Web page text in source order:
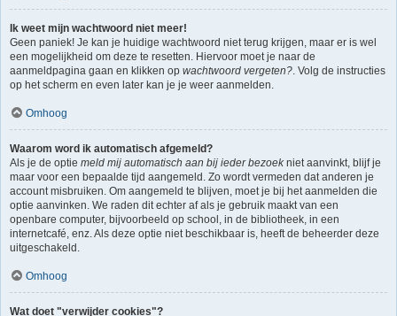
Ik weet mijn wachtwoord niet meer!
Geen paniek! Je kan je huidige wachtwoord niet terug krijgen, maar er is wel
een mogelijkheid om deze te resetten. Hiervoor moet je naar de
aanmeldpagina gaan en klikken op wachtwoord vergeten?. Volg de instructies
op het scherm en even later kan je je weer aanmelden.
Omhoog
Waarom word ik automatisch afgemeld?
Als je de optie meld mij automatisch aan bij ieder bezoekniet aanvinkt, blijf je
maar voor een bepaalde tijd aangemeld. Zo wordt vermeden dat anderen je
account misbruiken. Om aangemeld te blijven, moet je bij het aanmelden die
optie aanvinken. We raden dit echter af als je gebruik maakt van een
openbare computer, bijvoorbeeld op school, in de bibliotheek, in een
internetcafé, enz. Als deze optie niet beschikbaar is, heeft de beheerder deze
uitgeschakeld.
Omhoog
Wat doet "verwijder cookies"?